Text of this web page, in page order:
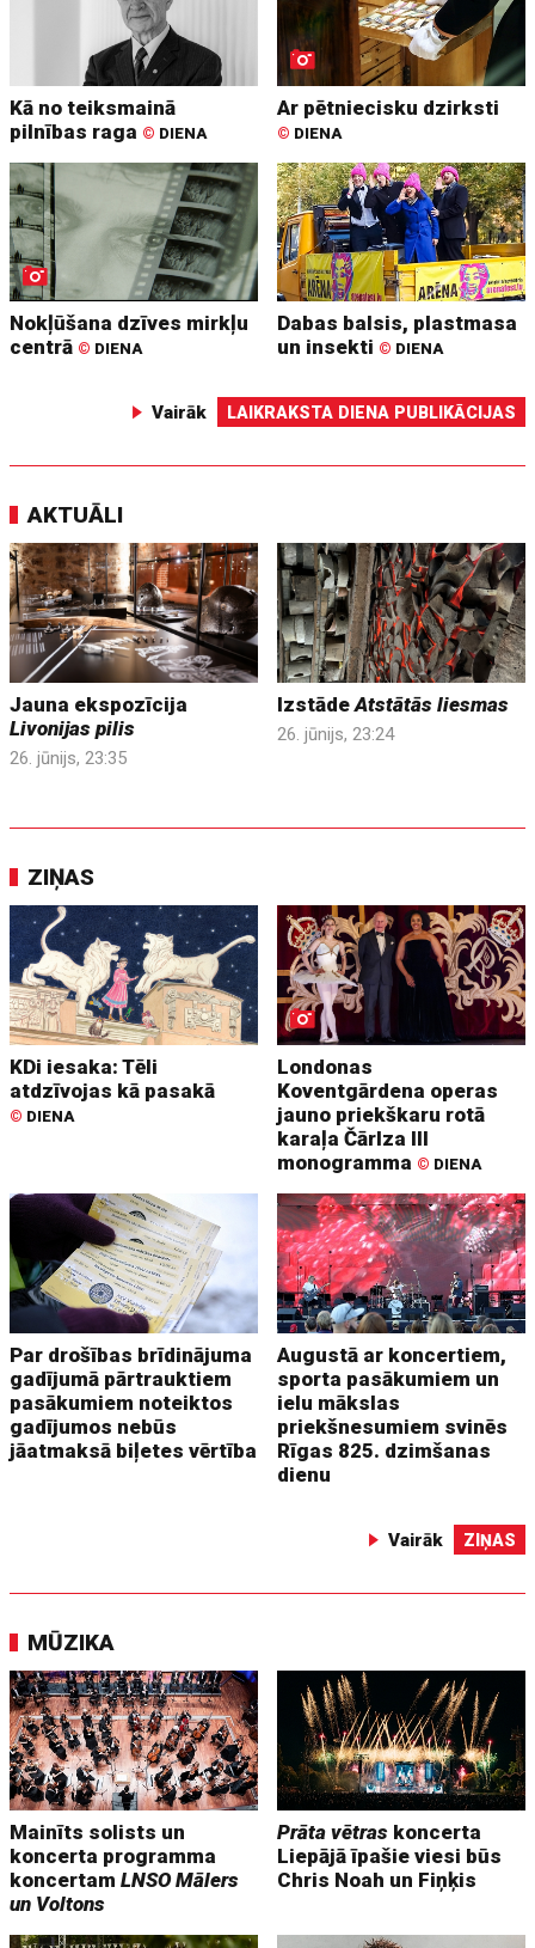
Kā no teiksmainā
pilnības raga © DIENA
Ar pētniecisku dzirksti
© DIENA
Nokļūšana dzīves mirkļu
centrā © DIENA
Dabas balsis, plastmasa
un insekti © DIENA
Vairāk LAIKRAKSTA DIENA PUBLIKĀCIJAS
AKTUĀLI
Jauna ekspozīcija
Livonijas pilis
26. jūnijs, 23:35
IzstādeAtstātās liesmas
26. jūnijs, 23:24
ZIŅAS
KDi iesaka: Tēli
atdzīvojas kā pasakā
© DIENA
Londonas
Koventgārdena operas
jauno priekškaru rotā
karaļa Čārlza III
monogramma © DIENA
Par drošības brīdinājuma
gadījumā pārtrauktiem
pasākumiem noteiktos
gadījumos nebūs
jāatmaksā biļetes vērtība
Augustā ar koncertiem,
sporta pasākumiem un
ielu mākslas
priekšnesumiem svinēs
Rīgas 825. dzimšanas
dienu
Vairāk ZIŅAS
MŪZIKA
Mainīts solists un
koncerta programma
koncertamLNSO Mālers
un Voltons
Prāta vētras koncerta
Liepājā īpašie viesi būs
Chris Noah un Fiņķis